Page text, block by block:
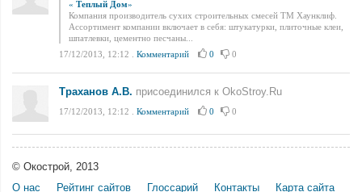
« Теплый Дом»
Компания производитель сухих строительных смесей ТМ Хаунклиф.
Ассортимент компании включает в себя: штукатурки, плиточные клеи,
шпатлевки, цементно песчаны...
17/12/2013, 12:12
Комментарий 0 0
Траханов А.В. присоединился к OkoStroy.Ru
17/12/2013, 12:12 Комментарий 0 0
© Окострой, 2013
О нас
Рейтинг сайтов Глоссарий Контакты Карта сайта